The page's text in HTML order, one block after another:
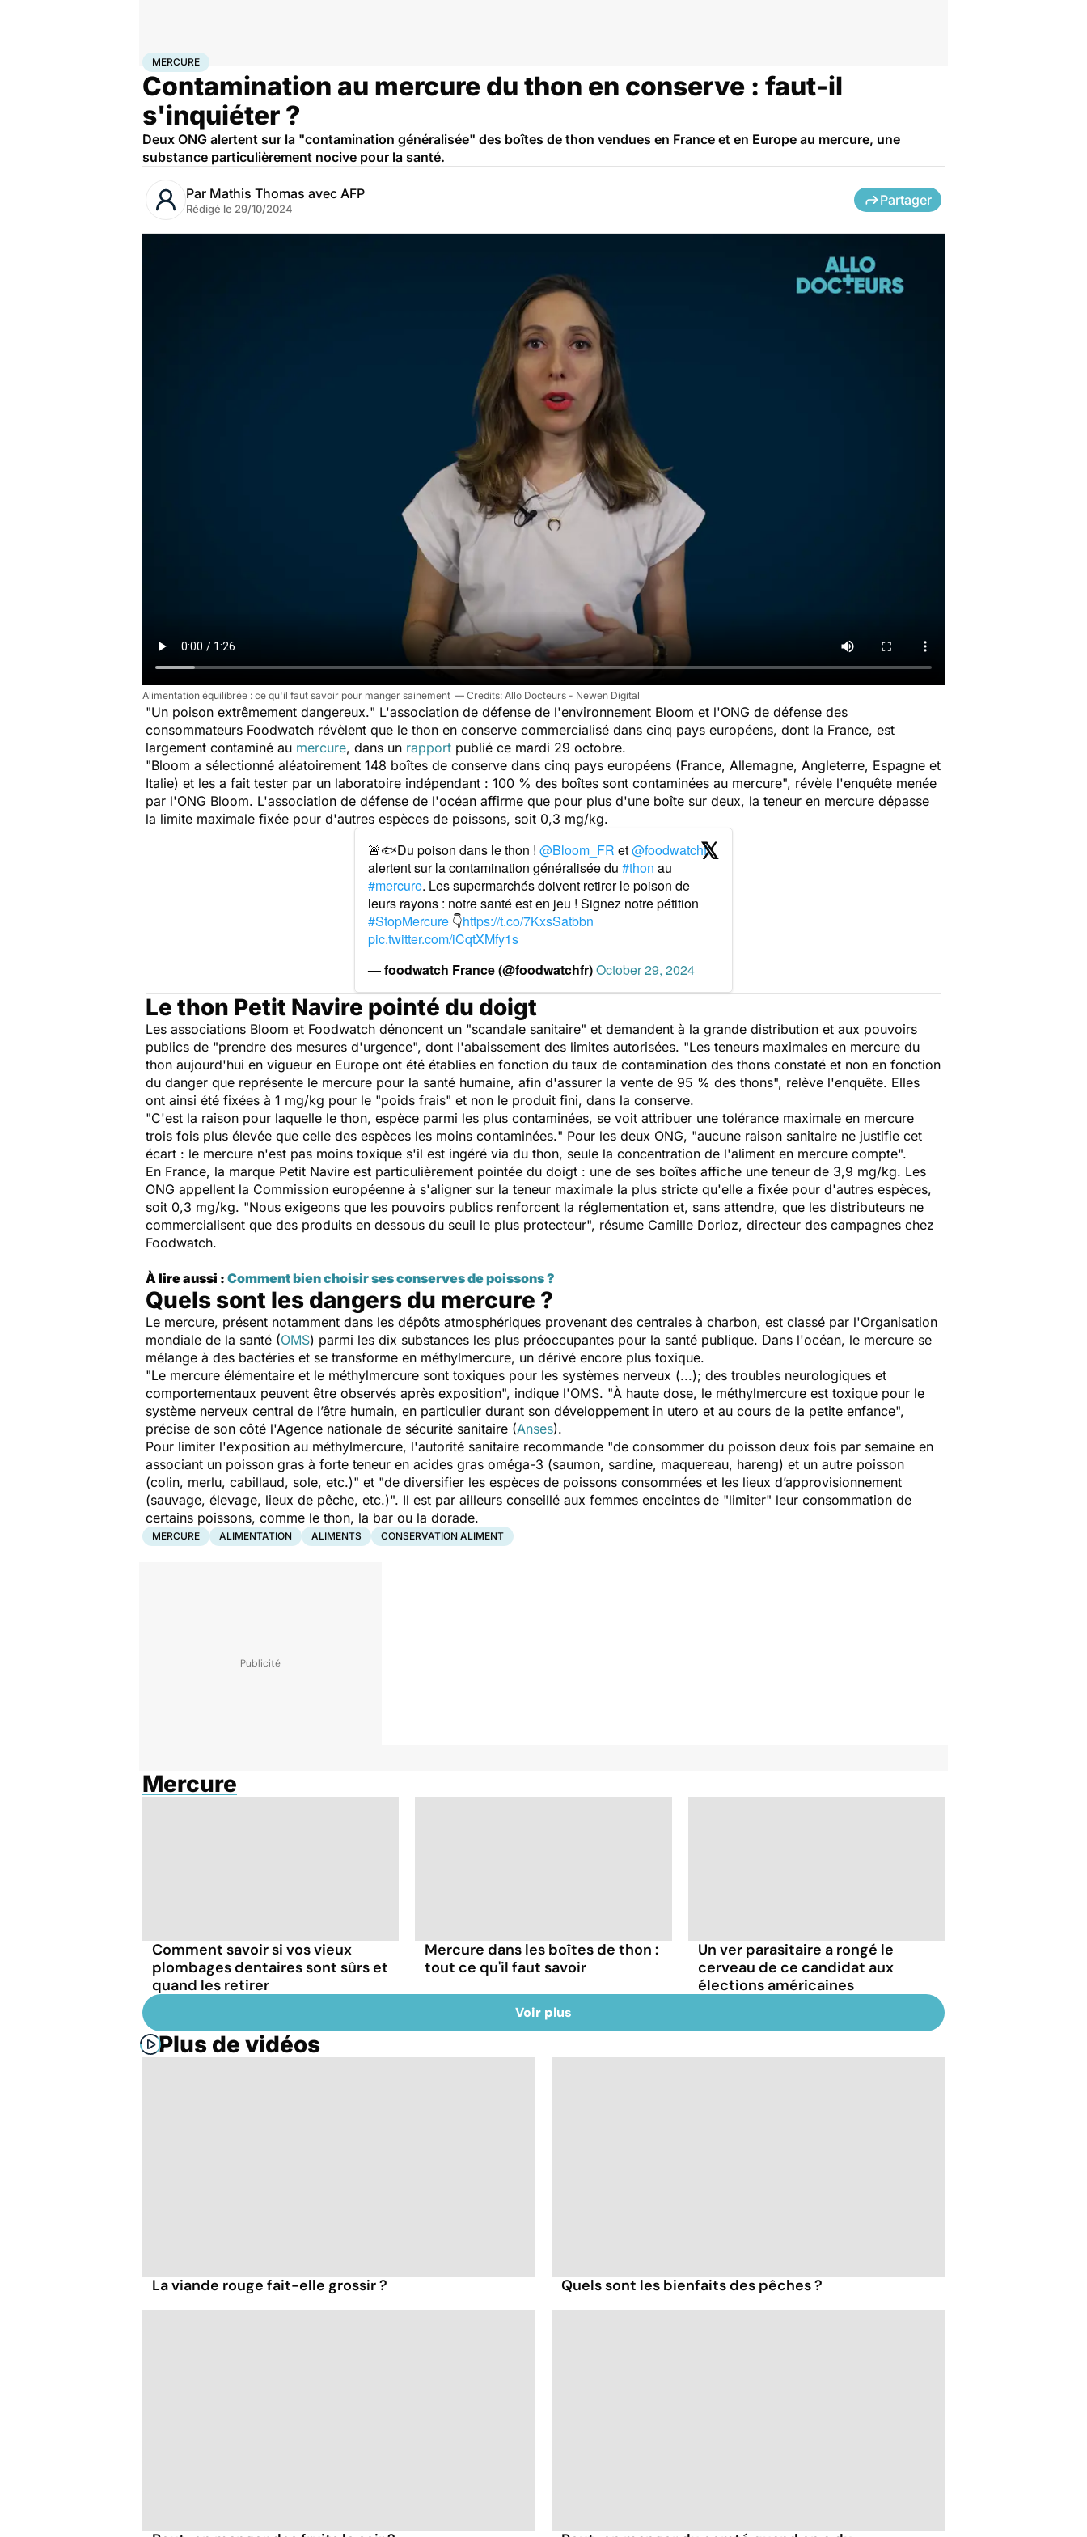
AccueilBien-être
MERCURE
Contamination au mercure du thon en conserve : faut-il
s'inquiéter ?
Deux ONG alertent sur la "contamination généralisée" des boîtes de thon vendues en France et en Europe au mercure, une
substance particulièrement nocive pour la santé.
Par Mathis Thomas avec AFP
Rédigé le 29/10/2024
Partager
Alimentation équilibrée : ce qu'il faut savoir pour manger sainement Allo Docteurs - Newen Digital
"Un poison extrêmement dangereux." L'association de défense de l'environnement Bloom et l'ONG de défense des
consommateurs Foodwatch révèlent que le thon en conserve commercialisé dans cinq pays européens, dont la France, est
largement contaminé au mercure, dans un rapport publié ce mardi 29 octobre.
"Bloom a sélectionné aléatoirement 148 boîtes de conserve dans cinq pays européens (France, Allemagne, Angleterre, Espagne et
Italie) et les a fait tester par un laboratoire indépendant : 100 % des boîtes sont contaminées au mercure", révèle l'enquête menée
par l'ONG Bloom. L'association de défense de l'océan affirme que pour plus d'une boîte sur deux, la teneur en mercure dépasse
la limite maximale fixée pour d'autres espèces de poissons, soit 0,3 mg/kg.
🚨🐟Du poison dans le thon ! @Bloom_FR et@foodwatchfr
alertent sur la contamination généralisée du #thon au
#mercure. Les supermarchés doivent retirer le poison de
leurs rayons : notre santé est en jeu ! Signez notre pétition
#StopMercure 👇https://t.co/7KxsSatbbn
pic.twitter.com/iCqtXMfy1s
— foodwatch France (@foodwatchfr)October 29, 2024
Le thon Petit Navire pointé du doigt
Les associations Bloom et Foodwatch dénoncent un "scandale sanitaire" et demandent à la grande distribution et aux pouvoirs
publics de "prendre des mesures d'urgence", dont l'abaissement des limites autorisées. "Les teneurs maximales en mercure du
thon aujourd'hui en vigueur en Europe ont été établies en fonction du taux de contamination des thons constaté et non en fonction
du danger que représente le mercure pour la santé humaine, afin d'assurer la vente de 95 % des thons", relève l'enquête. Elles
ont ainsi été fixées à 1 mg/kg pour le "poids frais" et non le produit fini, dans la conserve.
"C'est la raison pour laquelle le thon, espèce parmi les plus contaminées, se voit attribuer une tolérance maximale en mercure
trois fois plus élevée que celle des espèces les moins contaminées." Pour les deux ONG, "aucune raison sanitaire ne justifie cet
écart : le mercure n'est pas moins toxique s'il est ingéré via du thon, seule la concentration de l'aliment en mercure compte".
En France, la marque Petit Navire est particulièrement pointée du doigt : une de ses boîtes affiche une teneur de 3,9 mg/kg. Les
ONG appellent la Commission européenne à s'aligner sur la teneur maximale la plus stricte qu'elle a fixée pour d'autres espèces,
soit 0,3 mg/kg. "Nous exigeons que les pouvoirs publics renforcent la réglementation et, sans attendre, que les distributeurs ne
commercialisent que des produits en dessous du seuil le plus protecteur", résume Camille Dorioz, directeur des campagnes chez
Foodwatch.
À lire aussi : Comment bien choisir ses conserves de poissons ?
Quels sont les dangers du mercure ?
Le mercure, présent notamment dans les dépôts atmosphériques provenant des centrales à charbon, est classé par l'Organisation
mondiale de la santé (OMS) parmi les dix substances les plus préoccupantes pour la santé publique. Dans l'océan, le mercure se
mélange à des bactéries et se transforme en méthylmercure, un dérivé encore plus toxique.
"Le mercure élémentaire et le méthylmercure sont toxiques pour les systèmes nerveux (...); des troubles neurologiques et
comportementaux peuvent être observés après exposition", indique l'OMS. "À haute dose, le méthylmercure est toxique pour le
système nerveux central de l’être humain, en particulier durant son développement in utero et au cours de la petite enfance",
précise de son côté l'Agence nationale de sécurité sanitaire (Anses).
Pour limiter l'exposition au méthylmercure, l'autorité sanitaire recommande "de consommer du poisson deux fois par semaine en
associant un poisson gras à forte teneur en acides gras oméga-3 (saumon, sardine, maquereau, hareng) et un autre poisson
(colin, merlu, cabillaud, sole, etc.)" et "de diversifier les espèces de poissons consommées et les lieux d’approvisionnement
(sauvage, élevage, lieux de pêche, etc.)". Il est par ailleurs conseillé aux femmes enceintes de "limiter" leur consommation de
certains poissons, comme le thon, la bar ou la dorade.
MERCURE ALIMENTATION ALIMENTS CONSERVATION ALIMENT
Mercure
Comment savoir si vos vieux
plombages dentaires sont sûrs et
quand les retirer
Mercure dans les boîtes de thon :
tout ce qu'il faut savoir
Un ver parasitaire a rongé le
cerveau de ce candidat aux
élections américaines
Voir plus
Plus de vidéos
La viande rouge fait-elle grossir ? Quels sont les bienfaits des pêches ?